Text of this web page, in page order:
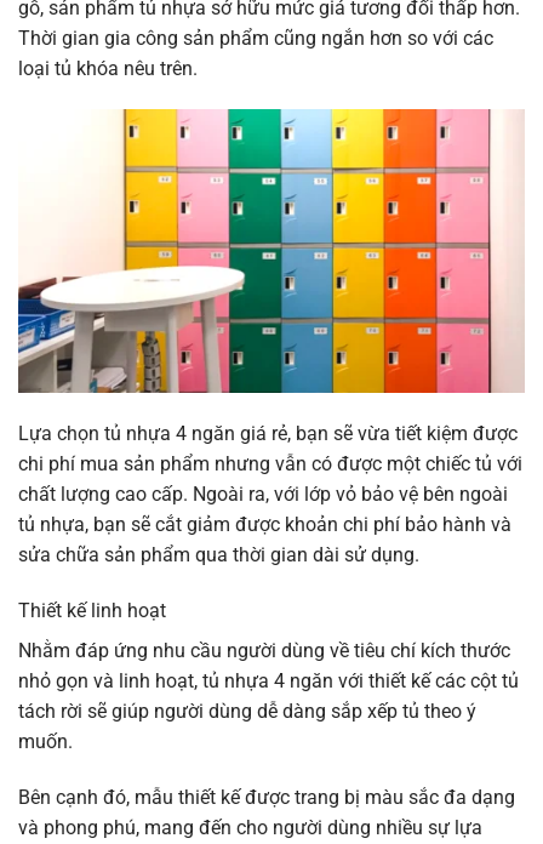
gỗ, sản phẩm tủ nhựa sở hữu mức giá tương đối thấp hơn.
Thời gian gia công sản phẩm cũng ngắn hơn so với các
loại tủ khóa nêu trên.
Lựa chọn tủ nhựa 4 ngăn giá rẻ, bạn sẽ vừa tiết kiệm được
chi phí mua sản phẩm nhưng vẫn có được một chiếc tủ với
chất lượng cao cấp. Ngoài ra, với lớp vỏ bảo vệ bên ngoài
tủ nhựa, bạn sẽ cắt giảm được khoản chi phí bảo hành và
sửa chữa sản phẩm qua thời gian dài sử dụng.
Thiết kế linh hoạt
Nhằm đáp ứng nhu cầu người dùng về tiêu chí kích thước
nhỏ gọn và linh hoạt, tủ nhựa 4 ngăn với thiết kế các cột tủ
tách rời sẽ giúp người dùng dễ dàng sắp xếp tủ theo ý
muốn.
Bên cạnh đó, mẫu thiết kế được trang bị màu sắc đa dạng
và phong phú, mang đến cho người dùng nhiều sự lựa